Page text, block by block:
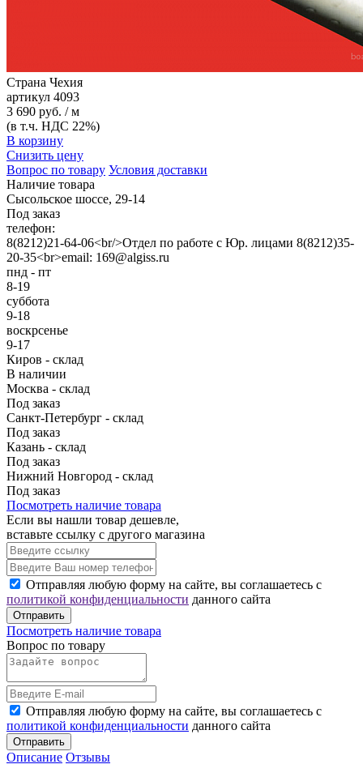
Страна Чехия
артикул 4093
3 690 руб. / м
(в т.ч. НДС 22%)
В корзину
Снизить цену
Вопрос по товару Условия доставки
Наличие товара
Сысольское шоссе, 29-14
Под заказ
телефон:
8(8212)21-64-06<br/>Отдел по работе с Юр. лицами 8(8212)35-
20-35<br>email: 169@algiss.ru
пнд - пт
8-19
суббота
9-18
воскрсенье
9-17
Киров - склад
В наличии
Москва - склад
Под заказ
Санкт-Петербург - склад
Под заказ
Казань - склад
Под заказ
Нижний Новгород - склад
Под заказ
Посмотреть наличие товара
Если вы нашли товар дешевле,
вставьте ссылку с другого магазина
Отправляя любую форму на сайте, вы соглашаетесь с
политикой конфиденциальности данного сайта
Отправить
Посмотреть наличие товара
Вопрос по товару
Отправляя любую форму на сайте, вы соглашаетесь с
политикой конфиденциальности данного сайта
Отправить
Описание Отзывы